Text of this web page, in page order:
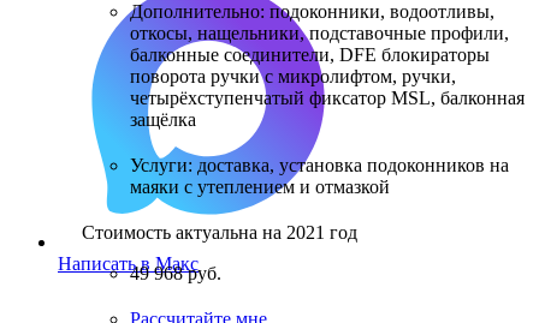
Написать в Макс
Дополнительно: подоконники, водоотливы,
откосы, нащельники, подставочные профили,
балконные соединители, DFE блокираторы
поворота ручки с микролифтом, ручки,
четырёхступенчатый фиксатор MSL, балконная
защёлка
Услуги: доставка, установка подоконников на
маяки с утеплением и отмазкой
Стоимость актуальна на 2021 год
49 968 руб.